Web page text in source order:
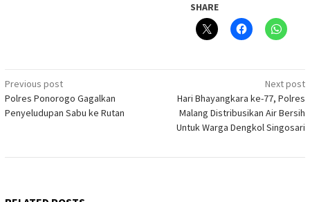
SHARE
Post
navigation
Previous post
Polres Ponorogo Gagalkan
Penyeludupan Sabu ke Rutan
Next post
Hari Bhayangkara ke-77, Polres
Malang Distribusikan Air Bersih
Untuk Warga Dengkol Singosari